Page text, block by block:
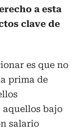
a esta
clave de
es que no
prima de
bajo
salario